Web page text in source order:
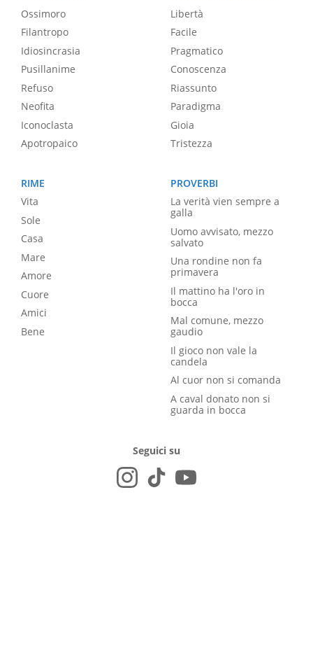
Ossimoro
Filantropo
Idiosincrasia
Pusillanime
Refuso
Neofita
Iconoclasta
Apotropaico
Libertà
Facile
Pragmatico
Conoscenza
Riassunto
Paradigma
Gioia
Tristezza
RIME
Vita
Sole
Casa
Mare
Amore
Cuore
Amici
Bene
PROVERBI
La verità vien sempre a
galla
Uomo avvisato, mezzo
salvato
Una rondine non fa
primavera
Il mattino ha l'oro in
bocca
Mal comune, mezzo
gaudio
Il gioco non vale la
candela
Al cuor non si comanda
A caval donato non si
guarda in bocca
Seguici su